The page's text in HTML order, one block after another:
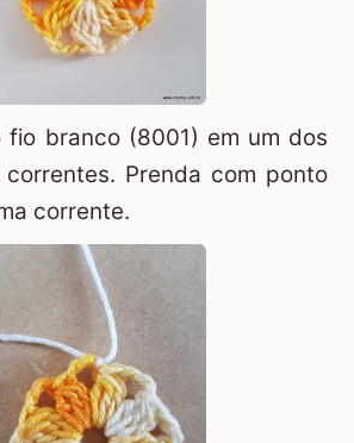
branco (8001) em um dos
Prenda com ponto
corrente.